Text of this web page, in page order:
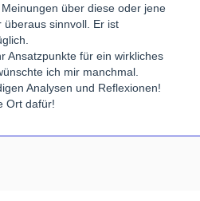
über diese oder jene
sinnvoll. Er ist
Ansatzpunkte für ein wirkliches
ich mir manchmal.
Analysen und Reflexionen!
Ort dafür!